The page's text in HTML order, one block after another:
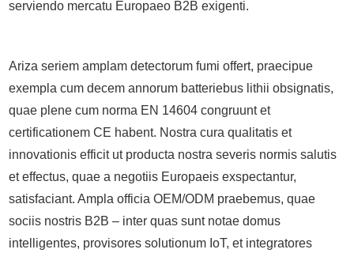
serviendo mercatu Europaeo B2B exigenti.
Ariza seriem amplam detectorum fumi offert, praecipue
exempla cum decem annorum batteriebus lithii obsignatis,
quae plene cum norma EN 14604 congruunt et
certificationem CE habent. Nostra cura qualitatis et
innovationis efficit ut producta nostra severis normis salutis
et effectus, quae a negotiis Europaeis exspectantur,
satisfaciant. Ampla officia OEM/ODM praebemus, quae
sociis nostris B2B – inter quas sunt notae domus
intelligentes, provisores solutionum IoT, et integratores